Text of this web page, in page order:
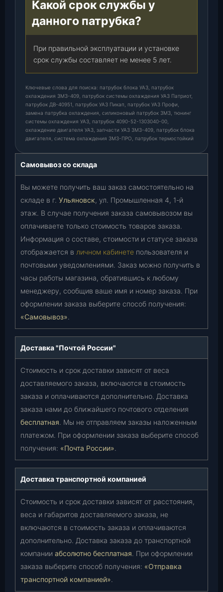
Какой срок службы у
данного патрубка?
При правильной эксплуатации и установке
срок службы составляет не менее 5 лет.
Ключевые слова для поиска: патрубок блока УАЗ, патрубок
охлаждения ЗМЗ-409, патрубок системы охлаждения УАЗ Патриот,
патрубок ДВ-40951, патрубок УАЗ Пикап, патрубок УАЗ Профи,
замена патрубка охлаждения, силиконовый патрубок ЗМЗ, тюнинг
системы охлаждения УАЗ, патрубок 4090-52-1303040-00,
охлаждение двигателя УАЗ, запчасти УАЗ ЗМЗ-409, патрубок блока
двигателя, система охлаждения ЗМЗ-ПРО, патрубок термостойкий
Самовывоз со склада
Вы можете получить ваш заказ самостоятельно на
складе в г. Ульяновск, ул. Промышленная 4, 1-й
этаж. В случае получения заказа самовывозом вы
оплачиваете только стоимость товаров заказа.
Информация о составе, стоимости и статусе заказа
отображается в личном кабинете пользователя и
почтовыми уведомлениями. Заказ можно получить в
часы работы магазина, обратившись к любому
менеджеру, сообщив ваше имя и номер заказа. При
оформлении заказа выберите способ получения:
«Самовывоз».
Доставка "Почтой России"
Стоимость и срок доставки зависят от веса
доставляемого заказа, включаются в стоимость
заказа и оплачиваются дополнительно. Доставка
заказа нами до ближайшего почтового отделения
бесплатная. Мы не отправляем заказы наложенным
платежом. При оформлении заказа выберите способ
получения: «Почта России».
Доставка транспортной компанией
Стоимость и срок доставки зависят от расстояния,
веса и габаритов доставляемого заказа, не
включаются в стоимость заказа и оплачиваются
дополнительно. Доставка заказа до транспортной
компании абсолютно бесплатная. При оформлении
заказа выберите способ получения: «Отправка
транспортной компанией».